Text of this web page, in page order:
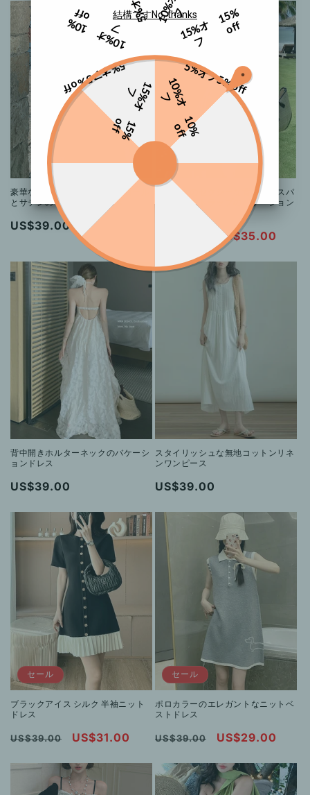
格
価
格
豪華な装飾が施されたスパンコール
とサテンのイブニングドレス
通
価
格
US$39.00
セール
ホワイトのセクシーな背中開きスパ
ゲッティストラップのバケーション
価
セ
ー
ル
価
US$35.00
背中開きホルターネックのバケーシ
ョンドレス
通
格
US$39.00
スタイリッシュな無地コットンリネ
ンワンピース
通
価
US$39.00
セール
ブラックアイス シルク 半袖ニット
ドレス
通
価
US$39.00
セ
ル
価
US$31.00
セール
ポロカラーのエレガントなニットベ
ストドレス
通
価
格
US$39.00
セ
ル
価
US$29.00
5%オフ
5% off
1
0
%
オ
フ
1
0
%
of
f
1
5%
オ
フ
1
5
%
of
f
5%オフ
5% off
1
0
%
オ
フ
1
0
%
o
f
f 1
0
%
オフ
1
5
%
オ
フ
1
5
%
o
f
f
結構ですNo, thanks